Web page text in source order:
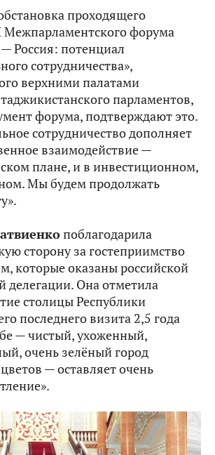
проходящего
форума
Россия: потенциал
сотрудничества»,
верхними палатами
парламентов,
форума, подтверждают это.
сотрудничество дополняет
взаимодействие —
плане, и в инвестиционном,
Мы будем продолжать
поблагодарила
сторону за гостеприимство
которые оказаны российской
делегации. Она отметила
столицы Республики
последнего визита 2,5 года
— чистый, ухоженный,
очень зелёный город
— оставляет очень